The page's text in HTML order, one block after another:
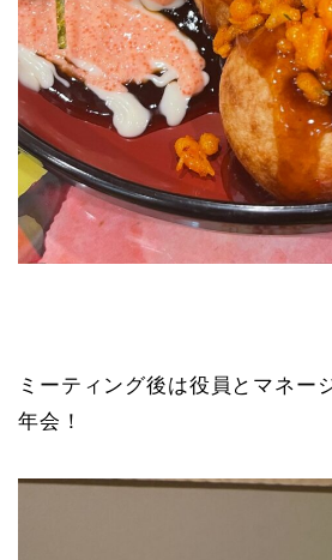
ミーティング後は役員とマネー
年会！